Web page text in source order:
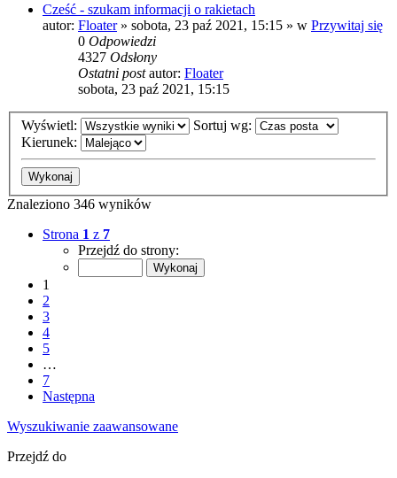
Cześć - szukam informacji o rakietach
autor: Floater» sobota, 23 paź 2021, 15:15 » w Przywitaj się
0 Odpowiedzi
4327 Odsłony
Ostatni postautor: Floater
sobota, 23 paź 2021, 15:15
Wyświetl:
Sortuj wg:
Kierunek:
Znaleziono 346 wyników
Strona 1 z 7
Przejdź do strony:
1
2
3
4
5
…
7
Następna
Wyszukiwanie zaawansowane
Przejdź do